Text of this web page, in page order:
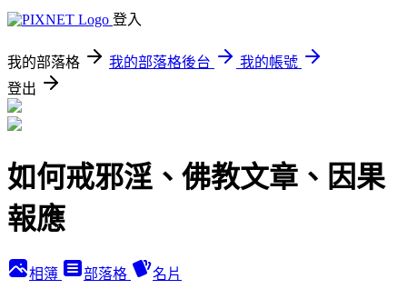
登入
我的部落格 我的部落格後台
我的帳號
登出
如何戒邪淫、佛教文章、因果
報應
相簿 部落格 名片